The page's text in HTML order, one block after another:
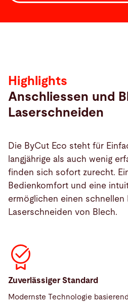
Highlights
Anschliessen und
Laserschneiden
Die ByCut Eco steht für
langjährige als auch wenig
finden sich sofort zurecht.
Bedienkomfort und eine
ermöglichen einen schnellen
Laserschneiden von Blech.
Zuverlässiger Standard
Modernste Technologie